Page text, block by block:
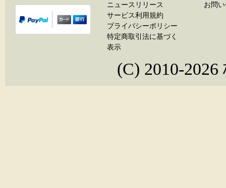
ニュースリリース
サービス利用規約
プライバシーポリシー
特定商取引法に基づく
表示
お問
(C) 2010-